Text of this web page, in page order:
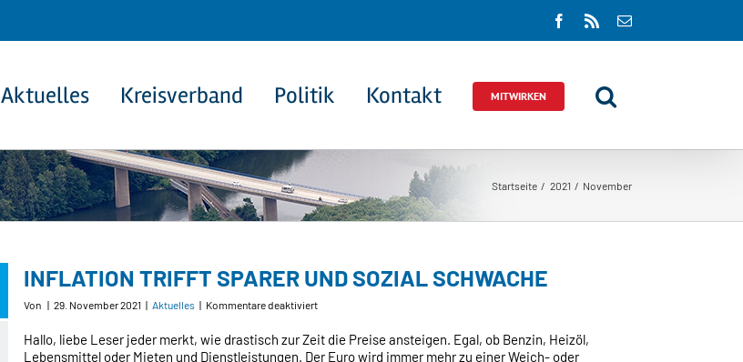
Facebook
Rss
E-
Aktuelles Kreisverband Politik Kontakt MITWIRKEN
Startseite 2021 November
INFLATION TRIFFT SPARER UND SOZIAL SCHWACHE
Von | 29. November 2021 | Aktuelles | Kommentare deaktiviertfür
TRIFFT
SPARER
Hallo, liebe Leser jeder merkt, wie drastisch zur Zeit die Preise ansteigen. Egal, ob Benzin, Heizöl,
Lebensmittel oder Mieten und Dienstleistungen. Der Euro wird immer mehr zu einer Weich- oder